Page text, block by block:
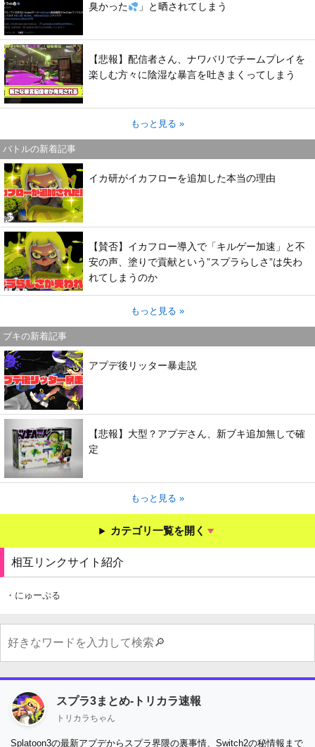
臭かった
」と晒されてしまう
【悲報】配信者さん、ナワバリでチームプレイを
楽しむ方々に陰湿な暴言を吐きまくってしまう
もっと見る »
バトルの新着記事
イカ研がイカフローを追加した本当の理由
【賛否】イカフロー導入で「キルゲー加速」と不
安の声、塗りで貢献という”スプラらしさ”は失わ
れてしまうのか
もっと見る »
ブキの新着記事
アプデ後リッター暴走説
【悲報】大型？アプデさん、新ブキ追加無しで確
定
もっと見る »
カテゴリ一覧を開く
相互リンクサイト紹介
・にゅーぷる
スプラ3まとめ-トリカラ速報
トリカラちゃん
Splatoon3の最新アプデからスプラ界隈の裏事情、Switch2の秘情報まで